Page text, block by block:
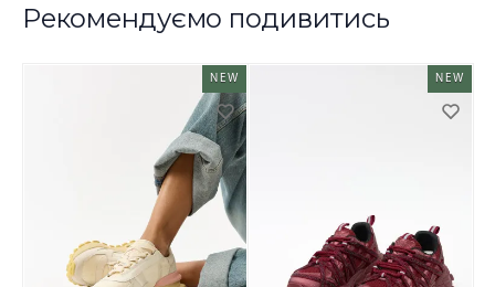
Рекомендуємо подивитись
NEW NEW